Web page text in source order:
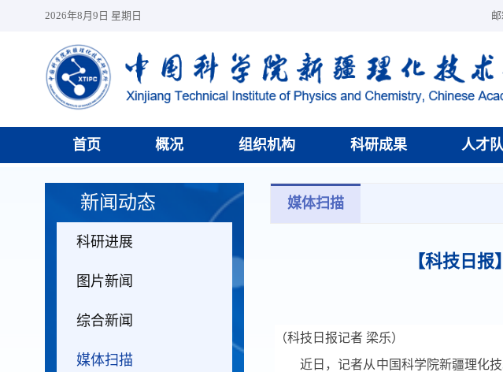
2026年8月9日 星期日
首页 概况 组织机构 科研成果 人才
新闻动态
科研进展
图片新闻
综合新闻
媒体扫描
媒体扫描
【科技日
（科技日报记者 梁乐）
近日，记者从中国科学院新疆理化